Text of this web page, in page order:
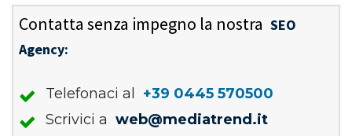
Contatta senza impegno la nostra SEO
Agency:
Telefonaci al
+39 0445 570500
Scrivici a web@mediatrend.it